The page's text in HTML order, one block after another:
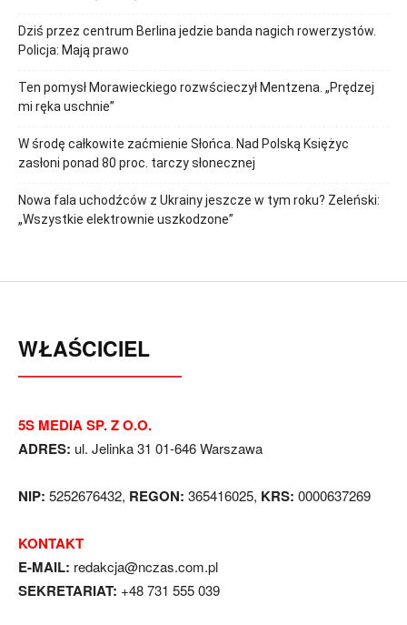
Dziś przez centrum Berlina jedzie banda nagich rowerzystów.
Policja: Mają prawo
Ten pomysł Morawieckiego rozwścieczył Mentzena. „Prędzej
mi ręka uschnie”
W środę całkowite zaćmienie Słońca. Nad Polską Księżyc
zasłoni ponad 80 proc. tarczy słonecznej
Nowa fala uchodźców z Ukrainy jeszcze w tym roku? Zeleński:
„Wszystkie elektrownie uszkodzone”
WŁAŚCICIEL
5S MEDIA SP. Z O.O.
ADRES: ul. Jelinka 31 01-646 Warszawa
NIP: 5252676432, REGON: 365416025, KRS: 0000637269
KONTAKT
E-MAIL: redakcja@nczas.com.pl
SEKRETARIAT: +48 731 555 039